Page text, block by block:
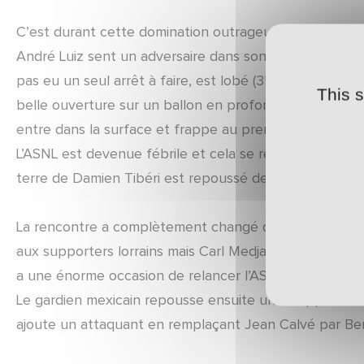
C’est durant cette domination outrageuse de l’ASNL
André Luiz sent un adversaire dans son dos et touche
pas eu un seul arrêt à faire, est lobé (35’). Cette
belle ouverture sur un ballon en profondeur vers
entre dans la surface et frappe au premier poteau. Le
L’ASNL est devenue fébrile et cela se ressent
terre de Damien Tibéri est repoussé devant le but par
La rencontre a complètement changé de
aux supporters lorrains mais Carl Medjani, oublié au
a une énorme occasion de relancer l’ASNL mais sa
Le gardien mexicain repousse ensuite une frappe
ajoute un attaquant en remplaçant Jean Calvé par
This